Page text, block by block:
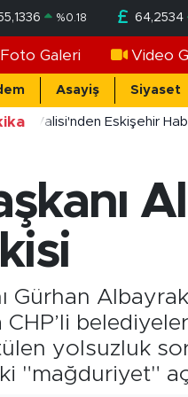
%0.18 64,2534
Foto Galeri Video
Asayiş Siyaset
Valisi'nden Eskişehir
Gürhan
yolsuzluk
"mağduriyet"